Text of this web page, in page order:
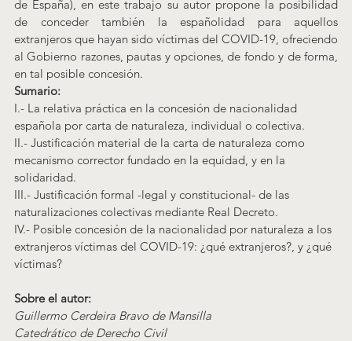
de España), en este trabajo su autor propone la posibilidad
de conceder también la españolidad para aquellos
extranjeros que hayan sido víctimas del COVID-19, ofreciendo
al Gobierno razones, pautas y opciones, de fondo y de forma,
en tal posible concesión.
Sumario:
I.- La relativa práctica en la concesión de nacionalidad
española por carta de naturaleza, individual o colectiva.
II.- Justificación material de la carta de naturaleza como
mecanismo corrector fundado en la equidad, y en la
solidaridad.
III.- Justificación formal -legal y constitucional- de las
naturalizaciones colectivas mediante Real Decreto.
IV.- Posible concesión de la nacionalidad por naturaleza a los
extranjeros víctimas del COVID-19: ¿qué extranjeros?, y ¿qué
víctimas?
Sobre el autor:
Guillermo Cerdeira Bravo de Mansilla
Catedrático de Derecho Civil